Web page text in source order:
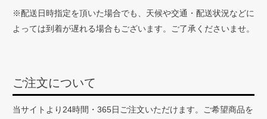
※配送日時指定を頂いた場合でも、天候や交通・配送状況などに
よっては到着が遅れる場合もございます。ご了承くださいませ。
ご注文について
当サイトより24時間・365日ご注文いただけます。ご希望商品を